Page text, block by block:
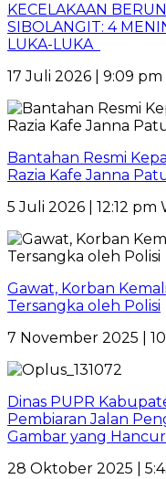
KECELAKAAN
SIBOLANGIT: 4
LUKA-LUKA
17 Juli 2026 | 9:09
Bantahan Resmi
Razia Kafe Janna
5 Juli 2026 | 12:12 pm
Gawat, Korban
Tersangka oleh Polisi
7 November 2025 |
Dinas PUPR
Pembiaran Jalan
Gambar yang Hancur
28 Oktober 2025 |